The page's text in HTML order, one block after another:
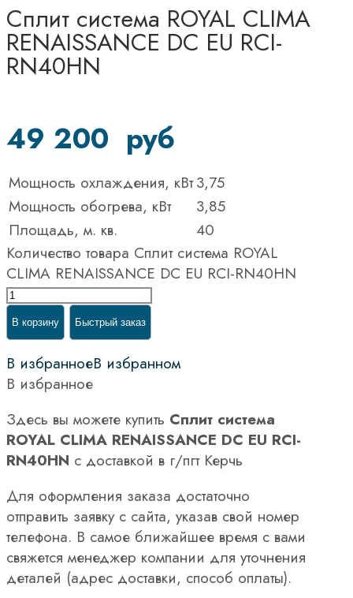
Сплит система ROYAL CLIMA
RENAISSANCE DC EU RCI-
RN40HN
49 200 руб
Мощность охлаждения, кВт3,75
Мощность обогрева, кВт
3,85
Площадь, м. кв.
40
Количество товара Сплит система ROYAL
CLIMA RENAISSANCE DC EU RCI-RN40HN
В корзину Быстрый заказ
В избранноеВ избранном
В избранное
Здесь вы можете купить Сплит система
ROYAL CLIMA RENAISSANCE DC EU RCI-
RN40HN с доставкой в г/пгт Керчь
Для оформления заказа достаточно
отправить заявку с сайта, указав свой номер
телефона. В самое ближайшее время с вами
свяжется менеджер компании для уточнения
деталей (адрес доставки, способ оплаты).